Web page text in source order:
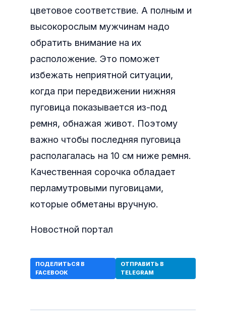
цветовое соответствие. А полным и
высокорослым мужчинам надо
обратить внимание на их
расположение. Это поможет
избежать неприятной ситуации,
когда при передвижении нижняя
пуговица показывается из-под
ремня, обнажая живот. Поэтому
важно чтобы последняя пуговица
располагалась на 10 см ниже ремня.
Качественная сорочка обладает
перламутровыми пуговицами,
которые обметаны вручную.
Новостной портал
ПОДЕЛИТЬСЯ В
FACEBOOK
ОТПРАВИТЬ В
TELEGRAM